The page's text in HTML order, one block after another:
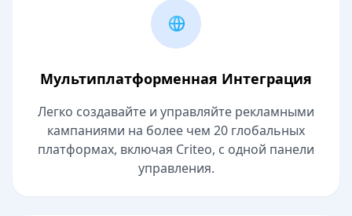
Мультиплатформенная Интеграция
Легко создавайте и управляйте рекламными
кампаниями на более чем 20 глобальных
платформах, включая Criteo, с одной панели
управления.